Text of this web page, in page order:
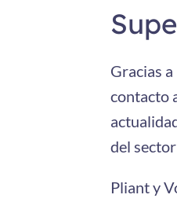
Gracias
contacto
del
Pliant y